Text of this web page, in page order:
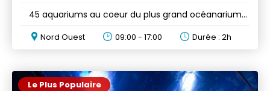
45 aquariums au coeur du plus grand océanarium
Nord Ouest 09:00 - 17:00 Durée : 2h
Le Plus Populaire